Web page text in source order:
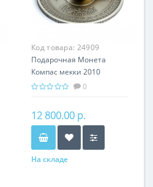
Код товара: 24909
Подарочная Монета
Компас мекки 2010
серебро 40,00 гр - Религия
0
12 800.00 р.
На складе